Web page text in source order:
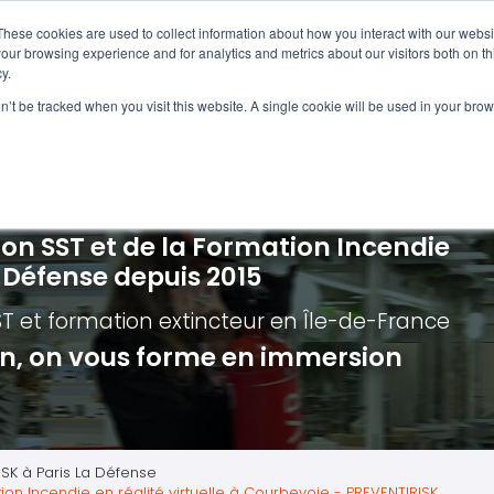
cookies are used to collect information about how you interact with our
browsing experience and for analytics and metrics about our visitors both on
be tracked when you visit this website. A single cookie will be used in your
incendie - Guide et Serre file
de première intervention
Extincteurs
en réalité augmentée
Évacuation établissements de
Évacuation secteur tertiaire
Évacuation secteur industriel
SST et de la Formation Incendie
depuis 2015
et formation extincteuren Île-de-France
on vous forme en immersion
à Paris La Défense